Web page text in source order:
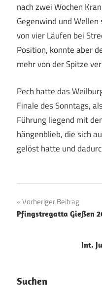
nach zwei Wochen
Gegenwind und
von vier Läufen bei
Position, konnte aber
mehr von der Spitze
Pech hatte das
Finale des Sonntags,
Führung liegend mit
hängenblieb, die sich
gelöst hatte und
Vorheriger Beitrag
Pfingstregatta Gießen
Int.
Suchen